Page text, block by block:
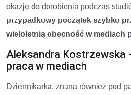
okazję do dorobienia podczas
przypadkowy początek szybko
wieloletnią obecność w mediach
Aleksandra Kostrzewska
praca w mediach
Dziennikarka, znana również pod